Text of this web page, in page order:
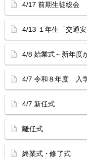
4/17 前期生徒総会
4/13 １年生「交通安
4/8 始業式～新年度
4/7 令和８年度 入
4/7 新任式
離任式
終業式・修了式